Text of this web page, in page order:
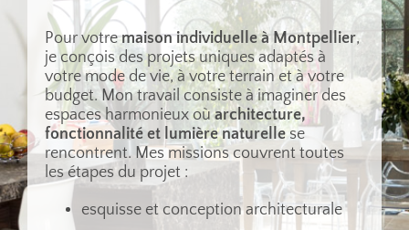
Pour votremaison individuelle à Montpellier,
je conçois des projets uniques adaptés à
votre mode de vie, à votre terrain et à votre
budget. Mon travail consiste à imaginer des
espaces harmonieux oùarchitecture,
fonctionnalité et lumière naturelle se
rencontrent. Mes missions couvrent toutes
les étapes du projet :
esquisse et conception architecturale